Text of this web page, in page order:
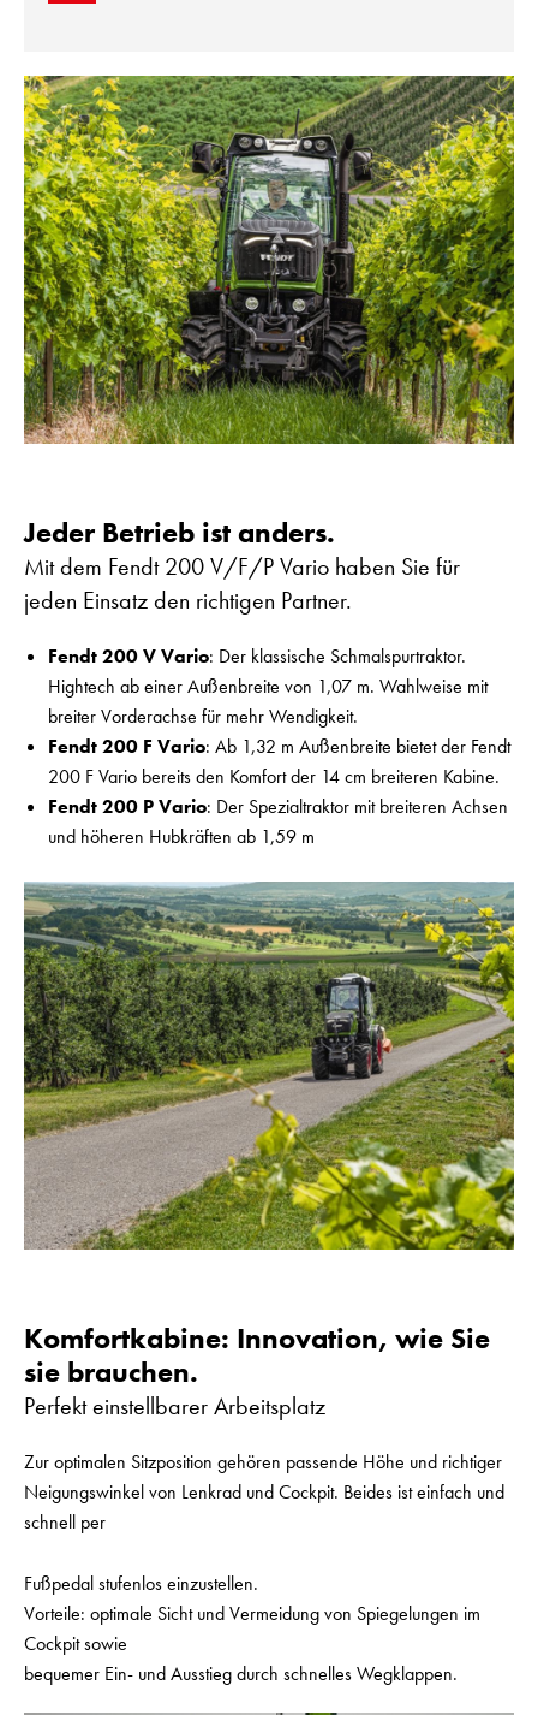
Jeder Betrieb ist anders.
Mit dem Fendt 200 V/F/P Vario haben Sie für
jeden Einsatz den richtigen Partner.
Fendt 200 V Vario: Der klassische Schmalspurtraktor.
Hightech ab einer Außenbreite von 1,07 m. Wahlweise mit
breiter Vorderachse für mehr Wendigkeit.
Fendt 200 F Vario: Ab 1,32 m Außenbreite bietet der Fendt
200 F Vario bereits den Komfort der 14 cm breiteren Kabine.
Fendt 200 P Vario: Der Spezialtraktor mit breiteren Achsen
und höheren Hubkräften ab 1,59 m
Komfortkabine: Innovation, wie Sie
sie brauchen.
Perfekt einstellbarer Arbeitsplatz
Zur optimalen Sitzposition gehören passende Höhe und richtiger
Neigungswinkel von Lenkrad und Cockpit. Beides ist einfach und
schnell per
Fußpedal stufenlos einzustellen.
Vorteile: optimale Sicht und Vermeidung von Spiegelungen im
Cockpit sowie
bequemer Ein- und Ausstieg durch schnelles Wegklappen.